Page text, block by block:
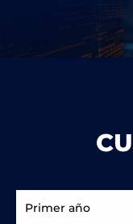
Primer año